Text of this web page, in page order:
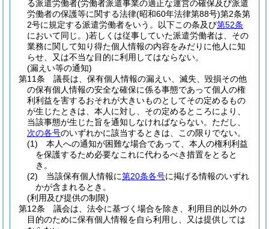
る派遣労働者(労働者派遣事業の適正な運営の確保及び派遣
労働者の保護等に関する法律(昭和60年法律第88号)第2条第
2号に規定する派遣労働者をいう。以下この条及び第52条
において同じ。)若しくは従事していた派遣労働者は、その
業務に関して知り得た個人情報の内容をみだりに他人に知
らせ、又は不当な目的に利用してはならない。
(漏えい等の通知)
第11条
議長は、保有個人情報の漏えい、滅失、毀損その他
の保有個人情報の安全な確保に係る事態であって個人の権
利利益を害するおそれが大きいものとしてその定めるもの
が生じたときは、本人に対し、その定めるところにより、
当該事態が生じた旨を通知しなければならない。 ただし、
次の各号のいずれかに該当するときは、この限りでない。
(1)
本人への通知が困難な場合であって、本人の権利利益
を保護するため必要なこれに代わるべき措置をとると
き。
(2)
当該保有個人情報に第20条各号に掲げる情報のいずれ
かが含まれるとき。
(利用及び提供の制限)
第12条
議会は、法令に基づく場合を除き、利用目的以外の
目的のために保有個人情報を自ら利用し、又は提供しては